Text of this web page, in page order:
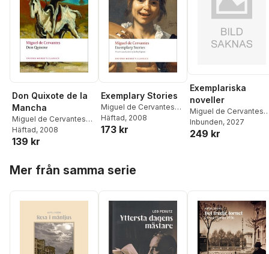
Don Quixote de la
Mancha
Miguel de Cervantes
Saavedra,E. C. Riley
Häftad, 2008
139 kr
Exemplary Stories
Miguel de Cervantes
Saavedra
Häftad, 2008
173 kr
Exemplariska
noveller
Miguel de Cervantes
Saavedra
Inbunden, 2027
249 kr
Mer från samma serie